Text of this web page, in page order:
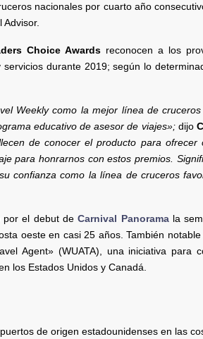
nacionales por cuarto año
Choice Awards reconocen a los
durante 2019; según lo
Weekly como la mejor línea de
educativo de asesor de viajes»;dijo
de conocer el producto para ofrecer
para honrarnos con estos premios.
confianza como la línea de cruceros
por el debut deCarnival Panoramala
oeste en casi 25 años. También
Agent» (WUATA), una iniciativa para
los Estados Unidos y Canadá.
de origen estadounidenses en las